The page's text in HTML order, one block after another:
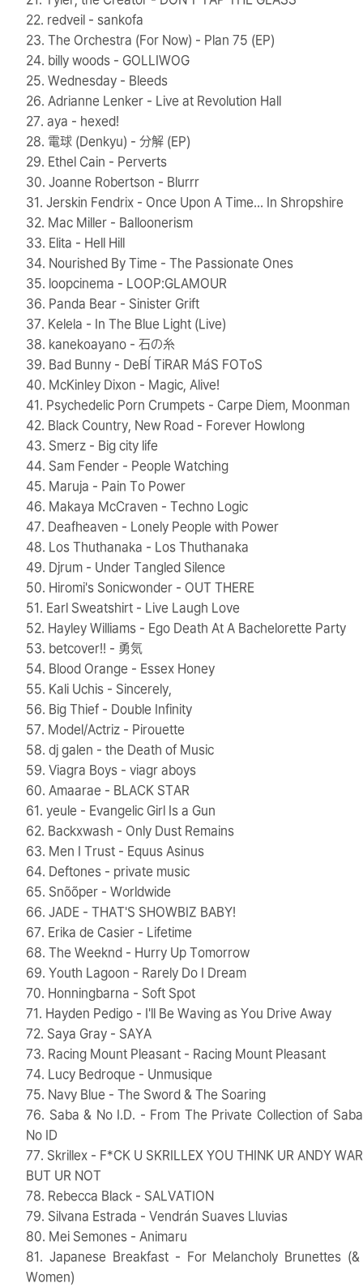
22. redveil - sankofa
23. The Orchestra (For Now) - Plan 75 (EP)
24. billy woods - GOLLIWOG
25. Wednesday - Bleeds
26. Adrianne Lenker - Live at Revolution Hall
27. aya - hexed!
28. 電球 (Denkyu) - 分解 (EP)
29. Ethel Cain - Perverts
30. Joanne Robertson - Blurrr
31. Jerskin Fendrix - Once Upon A Time... In Shropshire
32. Mac Miller - Balloonerism
33. Elita - Hell Hill
34. Nourished By Time - The Passionate Ones
35. loopcinema - LOOP:GLAMOUR
36. Panda Bear - Sinister Grift
37. Kelela - In The Blue Light (Live)
38. kanekoayano - 石の糸
39. Bad Bunny - DeBÍ TiRAR MáS FOToS
40. McKinley Dixon - Magic, Alive!
41. Psychedelic Porn Crumpets - Carpe Diem, Moonman
42. Black Country, New Road - Forever Howlong
43. Smerz - Big city life
44. Sam Fender - People Watching
45. Maruja - Pain To Power
46. Makaya McCraven - Techno Logic
47. Deafheaven - Lonely People with Power
48. Los Thuthanaka - Los Thuthanaka
49. Djrum - Under Tangled Silence
50. Hiromi's Sonicwonder - OUT THERE
51. Earl Sweatshirt - Live Laugh Love
52. Hayley Williams - Ego Death At A Bachelorette Party
53. betcover!! - 勇気
54. Blood Orange - Essex Honey
55. Kali Uchis - Sincerely,
56. Big Thief - Double Infinity
57. Model/Actriz - Pirouette
58. dj galen - the Death of Music
59. Viagra Boys - viagr aboys
60. Amaarae - BLACK STAR
61. yeule - Evangelic Girl Is a Gun
62. Backxwash - Only Dust Remains
63. Men I Trust - Equus Asinus
64. Deftones - private music
65. Snõõper - Worldwide
66. JADE - THAT'S SHOWBIZ BABY!
67. Erika de Casier - Lifetime
68. The Weeknd - Hurry Up Tomorrow
69. Youth Lagoon - Rarely Do I Dream
70. Honningbarna - Soft Spot
71. Hayden Pedigo - I'll Be Waving as You Drive Away
72. Saya Gray - SAYA
73. Racing Mount Pleasant - Racing Mount Pleasant
74. Lucy Bedroque - Unmusique
75. Navy Blue - The Sword & The Soaring
76. Saba & No I.D. - From The Private Collection of
No ID
77. Skrillex - F*CK U SKRILLEX YOU THINK UR ANDY
BUT UR NOT
78. Rebecca Black - SALVATION
79. Silvana Estrada - Vendrán Suaves Lluvias
80. Mei Semones - Animaru
81. Japanese Breakfast - For Melancholy Brunettes
Women)